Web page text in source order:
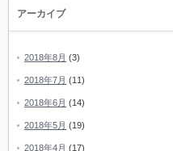
アーカイブ
2018年8月 (3)
2018年7月 (11)
2018年6月 (14)
2018年5月 (19)
2018年4月 (17)